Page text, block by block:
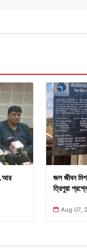
জল জীবন
ত্রিপুরা
Aug 07,